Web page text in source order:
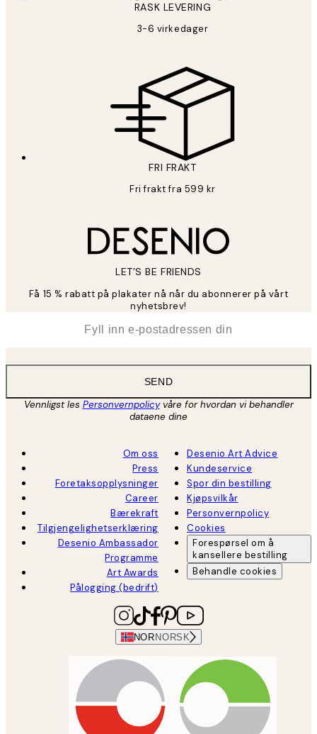
RASK LEVERING
3-6 virkedager
FRI FRAKT
Fri frakt fra 599 kr
LET’S BE FRIENDS
Få 15 % rabatt på plakater nå når du abonnerer på vårt
nyhetsbrev!
SEND
Vennligst les Personvernpolicyvåre for hvordan vi behandler
dataene dine
Om oss
Press
Foretaksopplysninger
Career
Bærekraft
Tilgjengelighetserklæring
Desenio Ambassador
Programme
Art Awards
Pålogging (bedrift)
Desenio Art Advice
Kundeservice
Spor din bestilling
Kjøpsvilkår
Personvernpolicy
Cookies
Forespørsel om å
kansellere bestilling
Behandle cookies
NOR NORSK